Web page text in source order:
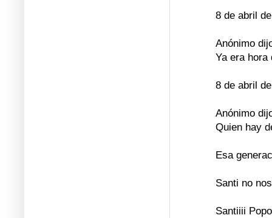
8 de abril
Anónimo
Ya era hora
8 de abril
Anónimo
Quien hay
Esa
Santi no
Santiiii